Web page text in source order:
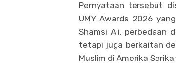
Pernyataan tersebut
UMY Awards 2026
Shamsi Ali, perbedaan
tetapi juga berkaitan
Muslim di Amerika